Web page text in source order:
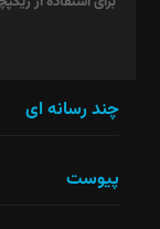
نباید
چند رسانه ای
پیوست